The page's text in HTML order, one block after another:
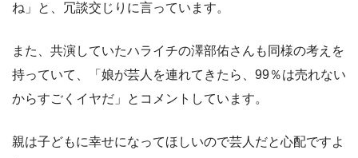
ね」と、冗談交じりに言っています。
また、共演していたハライチの澤部佑さんも同様の考えを
持っていて、「娘が芸人を連れてきたら、99％は売れない
からすごくイヤだ」とコメントしています。
親は子どもに幸せになってほしいので芸人だと心配ですよ